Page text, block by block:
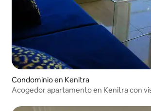
Condominio en Kenitra
Acogedor apartamento en Kenitra con